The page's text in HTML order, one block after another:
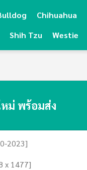
Chihuahua
Shih Tzu Westie
หม่ พร้อมส่ง
2023]
x 1477]